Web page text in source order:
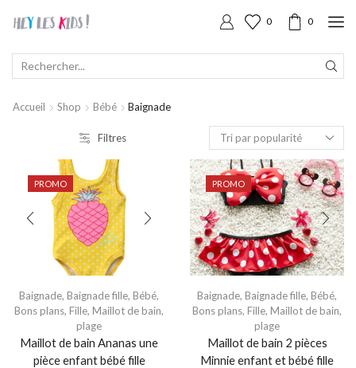
0 0
Accueil Shop Bébé Baignade
Filtres
PROMO
Baignade, Baignade fille, Bébé,
Bons plans, Fille, Maillot de bain,
plage
Maillot de bain Ananas une
pièce enfant bébé fille
PROMO
Baignade, Baignade fille, Bébé,
Bons plans, Fille, Maillot de bain,
plage
Maillot de bain 2 pièces
Minnie enfant et bébé fille